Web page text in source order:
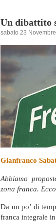
Un dibattito
sabato 23
Gianfranco
Abbiamo
zona franca.
Da un po’ di
franca integrale